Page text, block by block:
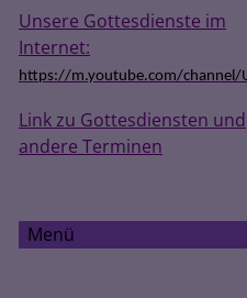
Unsere Gottesdienste im
Internet:
https://m.youtube.com/channel/
Link zu Gottesdiensten und
andere Terminen
Menü